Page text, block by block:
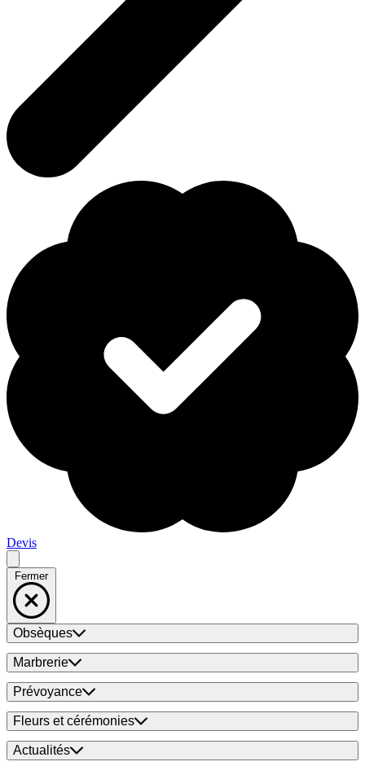
Devis
Fermer
Obsèques
Marbrerie
Prévoyance
Fleurs et cérémonies
Actualités